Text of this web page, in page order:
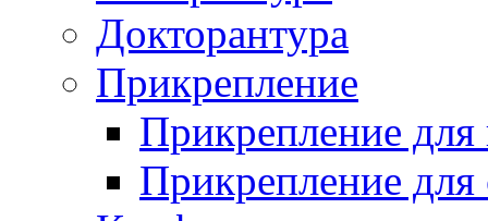
Докторантура
Прикрепление
Прикрепление для
Прикрепление для